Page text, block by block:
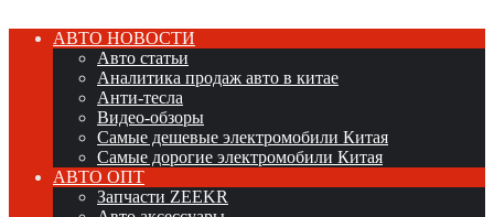
АВТО НОВОСТИ
Авто статьи
Аналитика продаж авто в китае
Анти-тесла
Видео-обзоры
Самые дешевые электромобили Китая
Самые дорогие электромобили Китая
АВТО ОПТ
Запчасти ZEEKR